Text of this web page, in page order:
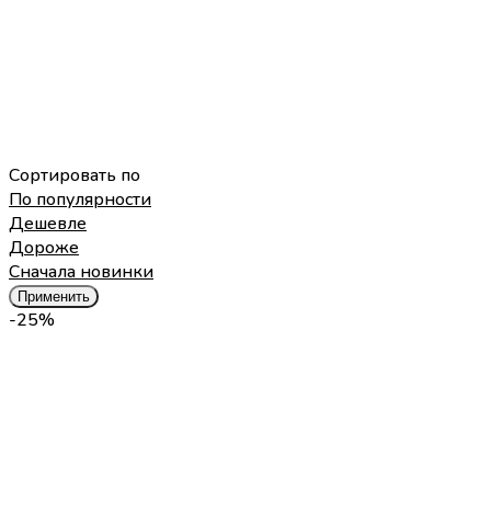
Сортировать по
По популярности
Дешевле
Дороже
Cначала новинки
Применить
-25%